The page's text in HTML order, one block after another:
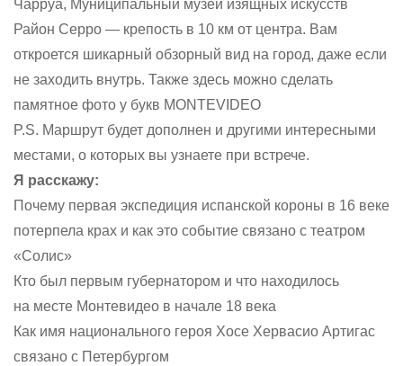
Чарруа, Муниципальный музей изящных искусств
Район Серро — крепость в 10 км от центра. Вам
откроется шикарный обзорный вид на город, даже если
не заходить внутрь. Также здесь можно сделать
памятное фото у букв MONTEVIDEO
P.S. Маршрут будет дополнен и другими интересными
местами, о которых вы узнаете при встрече.
Я расскажу:
Почему первая экспедиция испанской короны в 16 веке
потерпела крах и как это событие связано с театром
«Солис»
Кто был первым губернатором и что находилось
на месте Монтевидео в начале 18 века
Как имя национального героя Хосе Хервасио Артигас
связано с Петербургом